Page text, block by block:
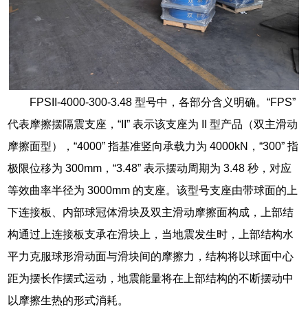
FPSII-4000-300-3.48 型号中，各部分含义明确。“FPS”
代表摩擦摆隔震支座，“II” 表示该支座为 II 型产品（双主滑动
摩擦面型），“4000” 指基准竖向承载力为 4000kN，“300” 指
极限位移为 300mm，“3.48” 表示摆动周期为 3.48 秒，对应
等效曲率半径为 3000mm 的支座。该型号支座由带球面的上
下连接板、内部球冠体滑块及双主滑动摩擦面构成，上部结
构通过上连接板支承在滑块上，当地震发生时，上部结构水
平力克服球形滑动面与滑块间的摩擦力，结构将以球面中心
距为摆长作摆式运动，地震能量将在上部结构的不断摆动中
以摩擦生热的形式消耗。